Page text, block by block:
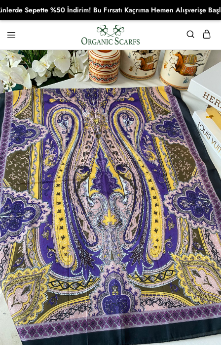
Organikscarf
Sepette %50 İndirim! Bu Fırsatı Kaçrıma Hemen Alışverişe Başla!